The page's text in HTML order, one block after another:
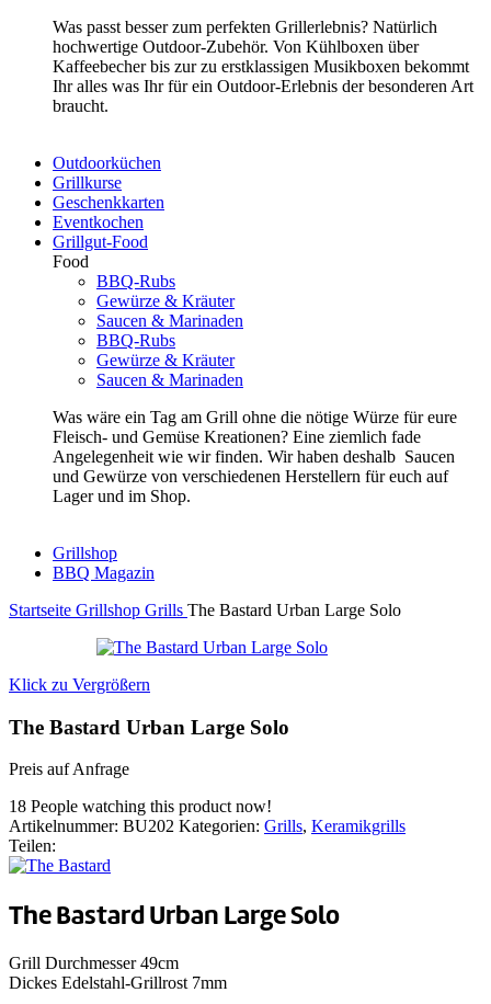
Was passt besser zum perfekten Grillerlebnis? Natürlich
hochwertige Outdoor-Zubehör. Von Kühlboxen über
Kaffeebecher bis zur zu erstklassigen Musikboxen bekommt
Ihr alles was Ihr für ein Outdoor-Erlebnis der besonderen Art
braucht.
Outdoorküchen
Grillkurse
Geschenkkarten
Eventkochen
Grillgut-Food
Food
BBQ-Rubs
Gewürze & Kräuter
Saucen & Marinaden
BBQ-Rubs
Gewürze & Kräuter
Saucen & Marinaden
Was wäre ein Tag am Grill ohne die nötige Würze für eure
Fleisch- und Gemüse Kreationen? Eine ziemlich fade
Angelegenheit wie wir finden. Wir haben deshalb Saucen
und Gewürze von verschiedenen Herstellern für euch auf
Lager und im Shop.
Grillshop
BBQ Magazin
Startseite Grillshop Grills The Bastard Urban Large Solo
Klick zu Vergrößern
The Bastard Urban Large Solo
Preis auf Anfrage
18 People watching this product now!
Artikelnummer: BU202 Kategorien: Grills, Keramikgrills
Teilen:
The Bastard Urban Large Solo
Grill Durchmesser49cm
Dickes Edelstahl-Grillrost 7mm